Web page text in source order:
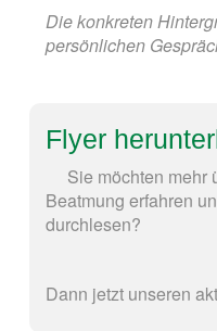
Die konkreten
persönlichen
Flyer
Sie möchten mehr
Beatmung erfahren
durchlesen?
Dann jetzt unseren